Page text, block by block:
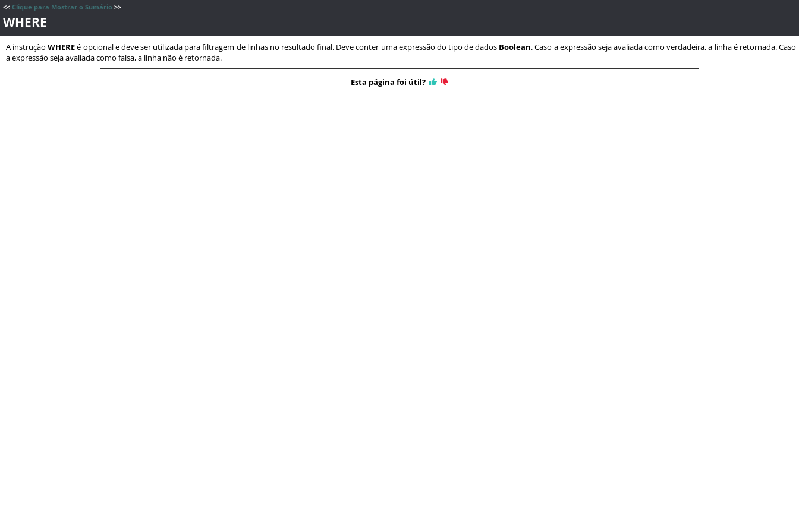
<< Clique para Mostrar o Sumário >>
WHERE
A instruçãoWHEREé opcional e deve ser utilizada para filtragem de linhas no resultado final. Deve conter uma expressão do tipo de dados Boolean. Caso a expressão seja avaliada como verdadeira, a linha é retornada. Caso
a expressão seja avaliada como falsa, a linha não é retornada.
Esta página foi útil?